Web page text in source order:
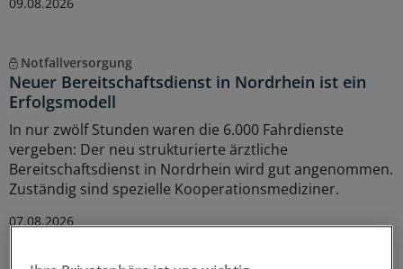
Notfallversorgung
Neuer Bereitschaftsdienst in Nordrhein ist ein
Erfolgsmodell
In nur zwölf Stunden waren die 6.000 Fahrdienste
vergeben: Der neu strukturierte ärztliche
Bereitschaftsdienst in Nordrhein wird gut angenommen.
Zuständig sind spezielle Kooperationsmediziner.
07.08.2026